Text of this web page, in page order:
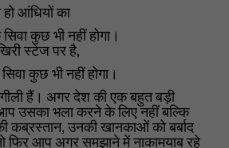
आंधियों का
कुछ भी नहीं होगा।
स्टेज पर है,
कुछ भी नहीं होगा।
हैं। अगर देश की एक बहुत बड़ी
उसका भला करने के लिए नहीं बल्कि
कब्रस्तान, उनकी खानकाओं को बर्बाद
फिर आप अगर समझाने में नाकामयाब रहे